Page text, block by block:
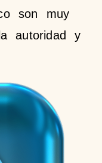
son muy
autoridad y